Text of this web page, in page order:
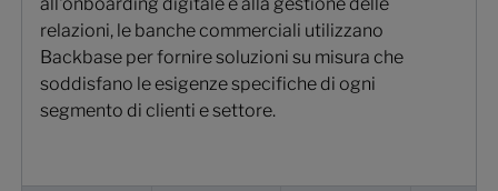
relazioni, le banche commerciali utilizzano
Backbase per fornire soluzioni su misura che
soddisfano le esigenze specifiche di ogni
segmento di clienti e settore.